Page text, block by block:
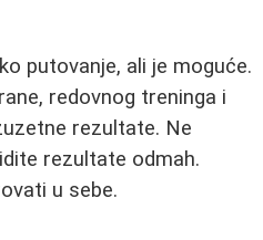
putovanje, ali je moguće.
redovnog treninga i
rezultate. Ne
rezultate odmah.
u sebe.